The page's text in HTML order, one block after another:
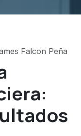
Falcon Peña